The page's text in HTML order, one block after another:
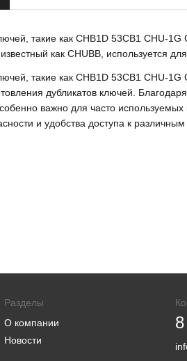
такие как CHB1D 53CB1 CHU-
как CHUBB, используется
такие как CHB1D 53CB1 CHU-
дубликатов ключей.
важно для часто
и удобства доступа к
Разделы
О компании
Новости